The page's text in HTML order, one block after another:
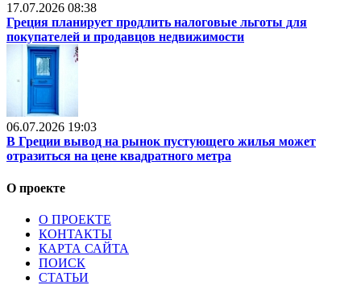
17.07.2026 08:38
Греция планирует продлить налоговые льготы для
покупателей и продавцов недвижимости
06.07.2026 19:03
В Греции вывод на рынок пустующего жилья может
отразиться на цене квадратного метра
О проекте
О ПРОЕКТЕ
КОНТАКТЫ
КАРТА САЙТА
ПОИСК
СТАТЬИ